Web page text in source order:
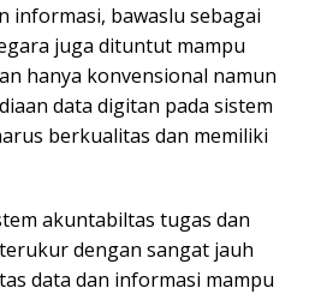
informasi, bawaslu sebagai
juga dituntut mampu
hanya konvensional namun
data digitan pada sistem
berkualitas dan memiliki
akuntabiltas tugas dan
dengan sangat jauh
data dan informasi mampu